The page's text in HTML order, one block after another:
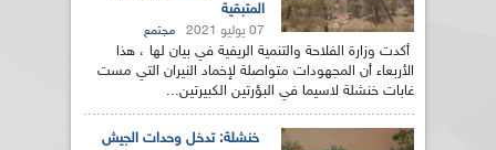
المتبقية
07 يوليو 2021 مجتمع
أكدت وزارة الفلاحة والتنمية الريفية في بيان لها ، هذا
الأربعاء أن المجهودات متواصلة لإخماد النيران التي مست
غابات خنشلة لاسيما في البؤرتين الكبيرتين...
خنشلة: تدخل وحدات الجيش